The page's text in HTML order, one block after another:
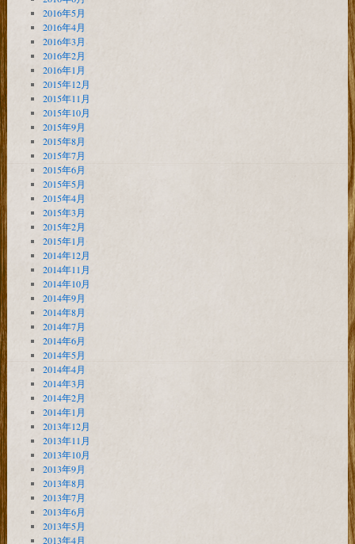
2016年5月
2016年4月
2016年3月
2016年2月
2016年1月
2015年12月
2015年11月
2015年10月
2015年9月
2015年8月
2015年7月
2015年6月
2015年5月
2015年4月
2015年3月
2015年2月
2015年1月
2014年12月
2014年11月
2014年10月
2014年9月
2014年8月
2014年7月
2014年6月
2014年5月
2014年4月
2014年3月
2014年2月
2014年1月
2013年12月
2013年11月
2013年10月
2013年9月
2013年8月
2013年7月
2013年6月
2013年5月
2013年4月